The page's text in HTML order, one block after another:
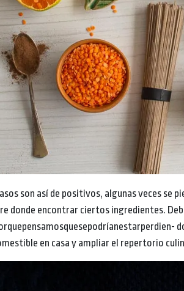
son así de positivos, algunas veces se
donde encontrar ciertos ingredientes.
en casa y ampliar el repertorio